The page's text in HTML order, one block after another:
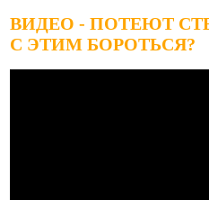
ВИДЕО - ПОТЕЮТ
С ЭТИМ БОРОТЬСЯ?